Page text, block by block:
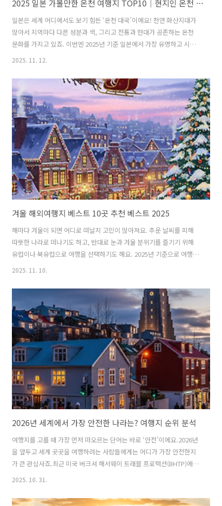
2025 일본 가볼만한 온천 여행지 TOP10｜현지인 온천 명소
일본은 세계 어디에서도 보기 힘든 ‘온천 대국’이에요! 천연 화산지대가
많아서 지역마다 다른 성분과 색, 그리고 전통과 현대가 공존하는 온천
문화를 가지고 있죠. 이번엔 2025년 기준 일본에서 가장 유명하고 시설
이 좋은 온천 10곳을 꼼꼼히 소개할게요. 가족여행, 커플 여행, 힐링 여행
(군마현)게로 온천 (기후현)가와구치호 온천 (야마나시현)요코하마 스파
힐즈 류센지노유 (카나가와현)니세코 유모토 온천 (홋카이도)스파 리조
트 하와이안즈 (후쿠시마현)뉴토온천향 츠루노유 온천 (아키타현)타카라
가와 온센 오센카쿠 (Takaragawa Onsen Osenkaku)오타루 코라쿠엔
소라니와 온천 (Soraniwa Onsen Osaka Bay To..
2025. 11. 12.
겨울 해외여행지 베스트 10곳 추천 베스트 2025
해마다 겨울이 되면 어디로 떠날지 고민이 많아져요. 추운 날씨를 피해
따뜻한 나라로 떠나기도 하고, 반대로 눈과 겨울 분위기를 즐기기 위해
유럽이나 북유럽으로 여행을 선택하기도 해요. 2025년 기준으로 여행 만
족도가 높고, 항공편·비용·볼거리까지 균형 잡힌 인기 목적지만 모아봤
겨울 휴양지싱가포르 – 치안 좋은 도심+휴양 여행괌 – 아이와 가기 좋은
가족 여행지두바이 – 사막·쇼핑·휴양까지하와이 – 누구나 만족하는 힐
링 여행스위스 – 알프스 설경 여행캐나다 밴프 – 겨울 스포츠 천국프라하
– 연말 분위기 가득한 감성 도시핀란드 로바니에미 – 오로라와 산타마을
일본 삿포로 – 눈 축제와 온천발리 겨울여행 추천 – 따뜻함과 휴양을 한 ..
2025. 11. 10.
2026년 세계에서 가장 안전한 나라는? 여행지 순위 분석
여행지를 고를 때 가장 먼저 떠오르는 단어는 바로 ‘안전’이에요.2026년
을 앞두고 세계 곳곳을 여행하려는 사람들에게는 어디가 가장 안전한지
가 큰 관심사죠.최근 미국 버크셔 해서웨이 트래블 프로텍션(BHTP)에서
발표한 ‘제11차 세계 안전 여행지 보고서(SOTI)’가 전 세계 여행객들의
가 어떻게 변화했는지 함께 알아볼게요! 목차2026년 가장 안전한 국가
2025. 10. 31.